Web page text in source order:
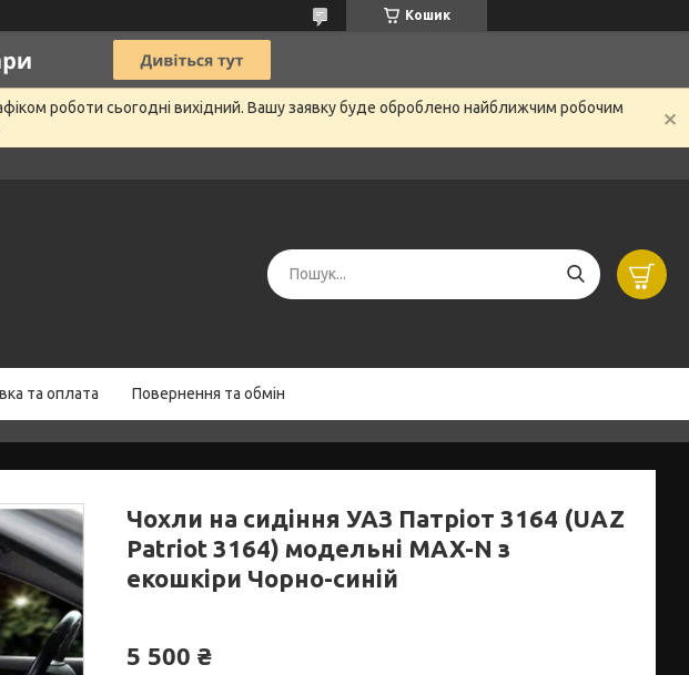
Кошик
роботи сьогодні вихідний. Вашу заявку буде оброблено найближчим робочим
та оплата Повернення та обмін
Чохли на сидіння УАЗ Патріот 3164 (UAZ
Patriot 3164) модельні MAX-N з
екошкіри Чорно-синій
5 500 ₴